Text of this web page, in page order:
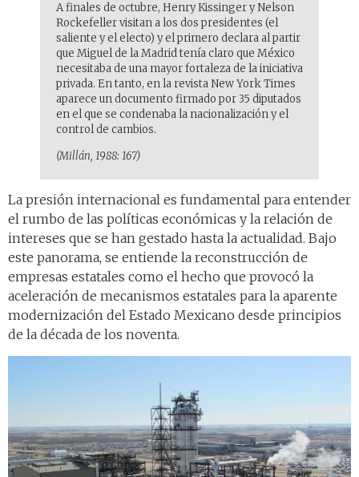
A finales de octubre, Henry Kissinger y Nelson
Rockefeller visitan a los dos presidentes (el
saliente y el electo) y el primero declara al partir
que Miguel de la Madrid tenía claro que México
necesitaba de una mayor fortaleza de la iniciativa
privada. En tanto, en la revista New York Times
aparece un documento firmado por 35 diputados
en el que se condenaba la nacionalización y el
control de cambios.
(Millán, 1988: 167)
La presión internacional es fundamental para entender
el rumbo de las políticas económicas y la relación de
intereses que se han gestado hasta la actualidad. Bajo
este panorama, se entiende la reconstrucción de
empresas estatales como el hecho que provocó la
aceleración de mecanismos estatales para la aparente
modernización del Estado Mexicano desde principios
de la década de los noventa.